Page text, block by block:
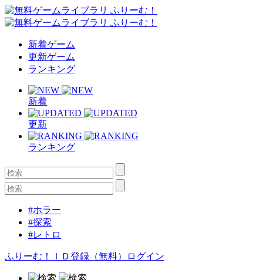
新着ゲーム
更新ゲーム
ランキング
新着
更新
ランキング
#ホラー
#探索
#レトロ
ふりーむ！ＩＤ登録（無料） ログイン